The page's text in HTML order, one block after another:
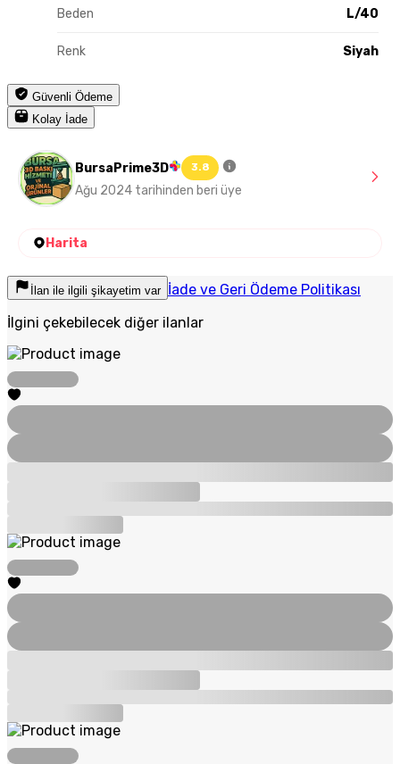
Beden L/40
Renk Siyah
Güvenli Ödeme
Kolay İade
BursaPrime3D 3.8
Ağu 2024 tarihinden beri üye
Harita
İlan ile ilgili şikayetim var İade ve Geri Ödeme Politikası
İlgini çekebilecek diğer ilanlar